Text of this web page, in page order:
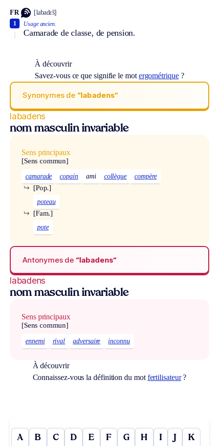
FR [labadɛ̃s]
Usage ancien.
Camarade de classe, de pension.
1
À découvrir
Savez-vous ce que signifie le mot ergométrique?
Synonymes de “labadens“
labadens
nom masculin invariable
Sens principaux
[Sens commun]
camarade copain ami collègue compère
[Pop.]
↪
poteau
[Fam.]
↪
pote
Antonymes de “labadens“
labadens
nom masculin invariable
Sens principaux
[Sens commun]
ennemi rival adversaire inconnu
À découvrir
Connaissez-vous la définition du mot fertilisateur?
A B C D E F G H I J K